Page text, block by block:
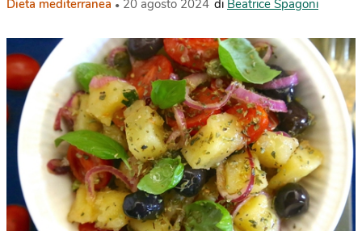
Dieta mediterranea 20 agosto 2024 di Beatrice Spagoni